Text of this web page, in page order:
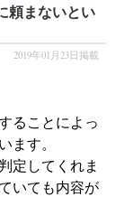
頼まないとい
2019年01月23日掲載
ることによっ
ます。
定してくれま
いても内容が